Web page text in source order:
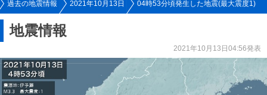
過去の地震情報 2021年10月13日 04時53分頃発生した地震(最大震度1)
地震情報
2021年10月13日04:56発表